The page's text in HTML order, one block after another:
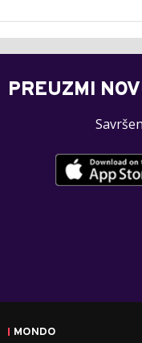
PREUZMI
MONDO